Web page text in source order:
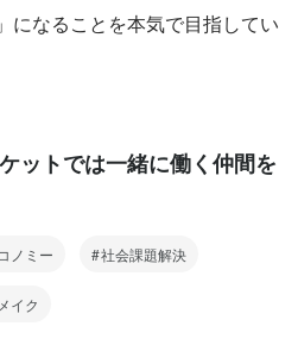
になることを本気で目指してい
ットでは一緒に働く仲間を
ノミー 社会課題解決
イク